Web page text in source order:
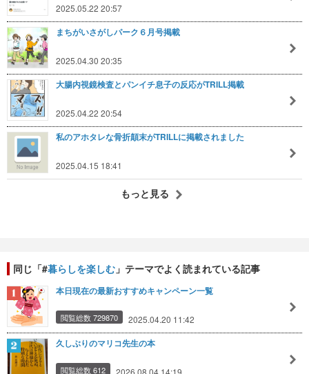
2025.05.22 20:57
まちがいさがしパーク６月号掲載
2025.04.30 20:35
大腸内視鏡検査とパンイチ息子の反応がTRILL掲載
2025.04.22 20:54
私のアホタレな骨折顛末がTRILLに掲載されました
2025.04.15 18:41
もっと見る
同じ「#暮らしを楽しむ 」テーマでよく読まれている記事
本日現在の最新おすすめキャンペーン一覧
閲覧総数 729870 2025.04.20 11:42
久しぶりのマリコ先生の本
閲覧総数 612 2026.08.04 14:19